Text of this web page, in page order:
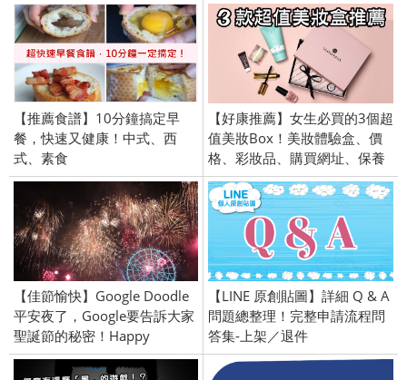
【推薦食譜】10分鐘搞定早
餐，快速又健康！中式、西
式、素食
【好康推薦】女生必買的3個超
值美妝Box！美妝體驗盒、價
格、彩妝品、購買網址、保養
品
【佳節愉快】Google Doodle
平安夜了，Google要告訴大家
聖誕節的秘密！Happy
Holiday!
【LINE 原創貼圖】詳細 Q & A
問題總整理！完整申請流程問
答集-上架／退件